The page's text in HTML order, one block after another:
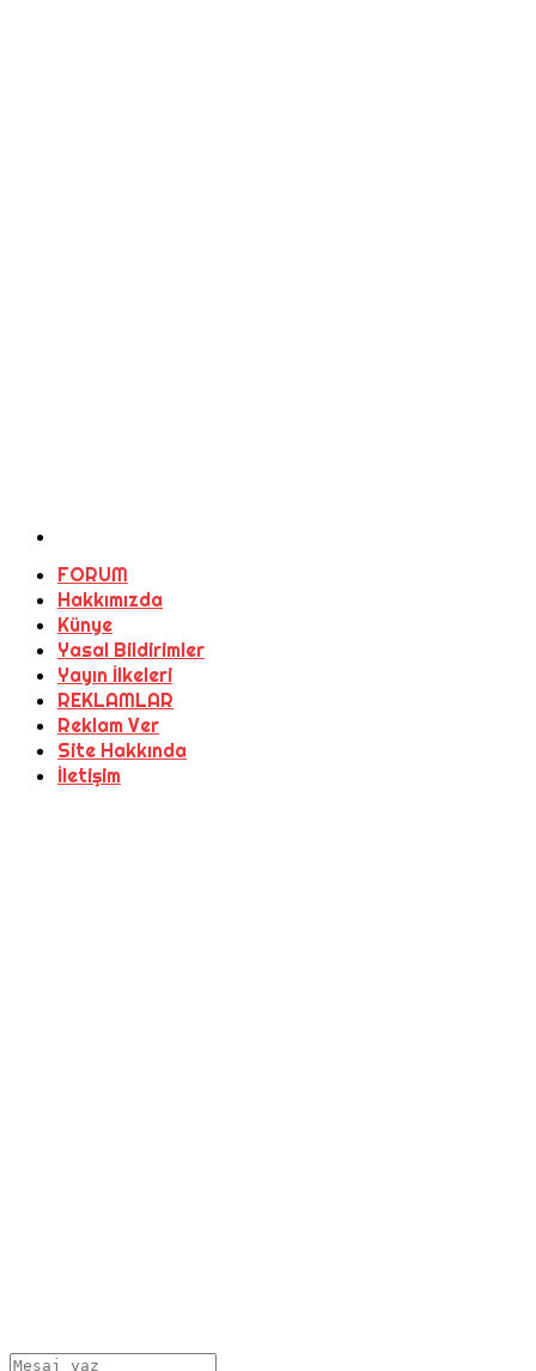
FORUM
Hakkımızda
Künye
Yasal Bildirimler
Yayın İlkeleri
REKLAMLAR
Reklam Ver
Site Hakkında
İletişim